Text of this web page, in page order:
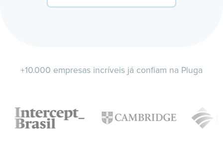
+10.000 empresas incríveis já confiam na Pluga